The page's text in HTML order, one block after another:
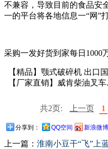
不兼容，导致目前的食品安
一的平台将各地信息一“网”
采购一发好货到家每日1000
【精品】颚式破碎机 出口
【厂家直销】威肯柴油叉车
共2页: 上一页 1
分享到： QQ空间 新浪微博
上一篇： 淮南小豆干“飞”上